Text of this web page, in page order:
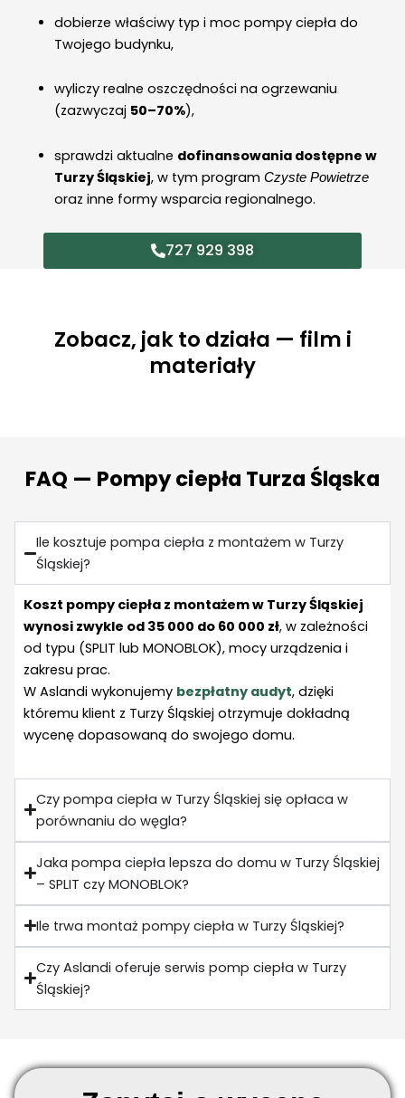
dobierze właściwy typ i moc pompy ciepła do
Twojego budynku,
wyliczy realne oszczędności na ogrzewaniu
(zazwyczaj 50–70%),
sprawdzi aktualne dofinansowania dostępne w
Turzy Śląskiej, w tym program Czyste Powietrze
oraz inne formy wsparcia regionalnego.
727 929 398
Zobacz, jak to działa — film i
materiały
FAQ — Pompy ciepła Turza Śląska
Ile kosztuje pompa ciepła z montażem w Turzy
Śląskiej?
Koszt pompy ciepła z montażem w Turzy Śląskiej
wynosi zwykle od 35 000 do 60 000 zł, w zależności
od typu (SPLIT lub MONOBLOK), mocy urządzenia i
zakresu prac.
W Aslandi wykonujemy bezpłatny audyt, dzięki
któremu klient z Turzy Śląskiej otrzymuje dokładną
wycenę dopasowaną do swojego domu.
Czy pompa ciepła w Turzy Śląskiej się opłaca w
porównaniu do węgla?
Jaka pompa ciepła lepsza do domu w Turzy Śląskiej
– SPLIT czy MONOBLOK?
Ile trwa montaż pompy ciepła w Turzy Śląskiej?
Czy Aslandi oferuje serwis pomp ciepła w Turzy
Śląskiej?